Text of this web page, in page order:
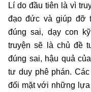
Lí do đầu tiên là vì
đạo đức và giúp đỡ
đúng sai, dạy con
truyện sẽ là chủ đề
đúng sai, hậu quả
tư duy phê phán.
đối mặt với những